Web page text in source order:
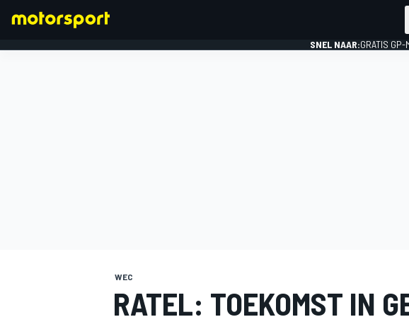
SNEL NAAR:GRATIS GP-
WEC
RATEL: TOEKOMST IN